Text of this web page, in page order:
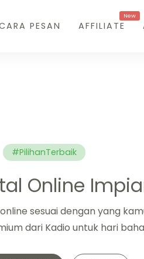
PESAN AFFILIATE
New
#PilihanTerbaik
Online
sesuai dengan yang
dari Kadio untuk hari